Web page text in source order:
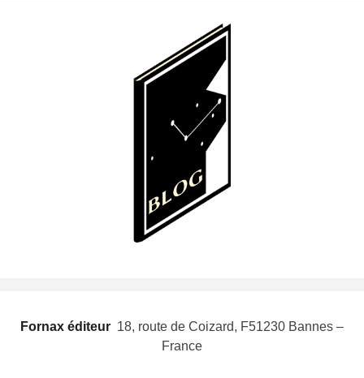
Fornax éditeur  18, route de Coizard, F51230 Bannes –
France